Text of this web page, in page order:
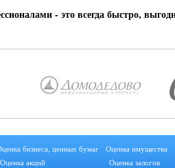
- это всегда быстро,
бизнеса, ценных бумаг
Оценка акций
Оценка имущества
Оценка залогов